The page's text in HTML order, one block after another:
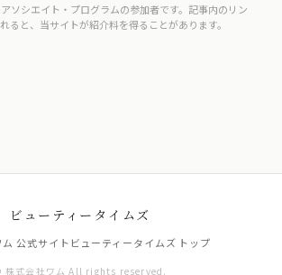
ソシエイト・プログラムの参加者です。記事内のリン
ると、当サイトが紹介料を得ることがあります。
ビューティータイムズ
公式サイト ビューティータイムズ トップ
株式会社ワム All rights reserved.